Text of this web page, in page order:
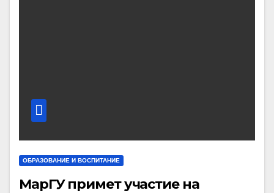
ОБРАЗОВАНИЕ И ВОСПИТАНИЕ
МарГУ примет участие на